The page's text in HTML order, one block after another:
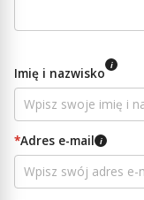
Imię i nazwisko i
*Adres e-mail i